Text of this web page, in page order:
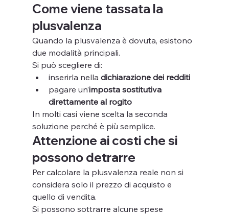
Come viene tassata la
plusvalenza
Quando la plusvalenza è dovuta, esistono
due modalità principali.
Si può scegliere di:
inserirla nella dichiarazione dei redditi
pagare un’imposta sostitutiva
direttamente al rogito
In molti casi viene scelta la seconda
soluzione perché è più semplice.
Attenzione ai costi che si
possono detrarre
Per calcolare la plusvalenza reale non si
considera solo il prezzo di acquisto e
quello di vendita.
Si possono sottrarre alcune spese